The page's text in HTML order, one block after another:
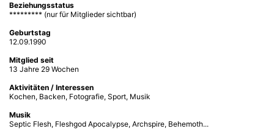
Beziehungsstatus
********* (nur für Mitglieder sichtbar)
Geburtstag
12.09.1990
Mitglied seit
13 Jahre 29 Wochen
Aktivitäten / Interessen
Kochen, Backen, Fotografie, Sport, Musik
Musik
Septic Flesh, Fleshgod Apocalypse, Archspire, Behemoth...